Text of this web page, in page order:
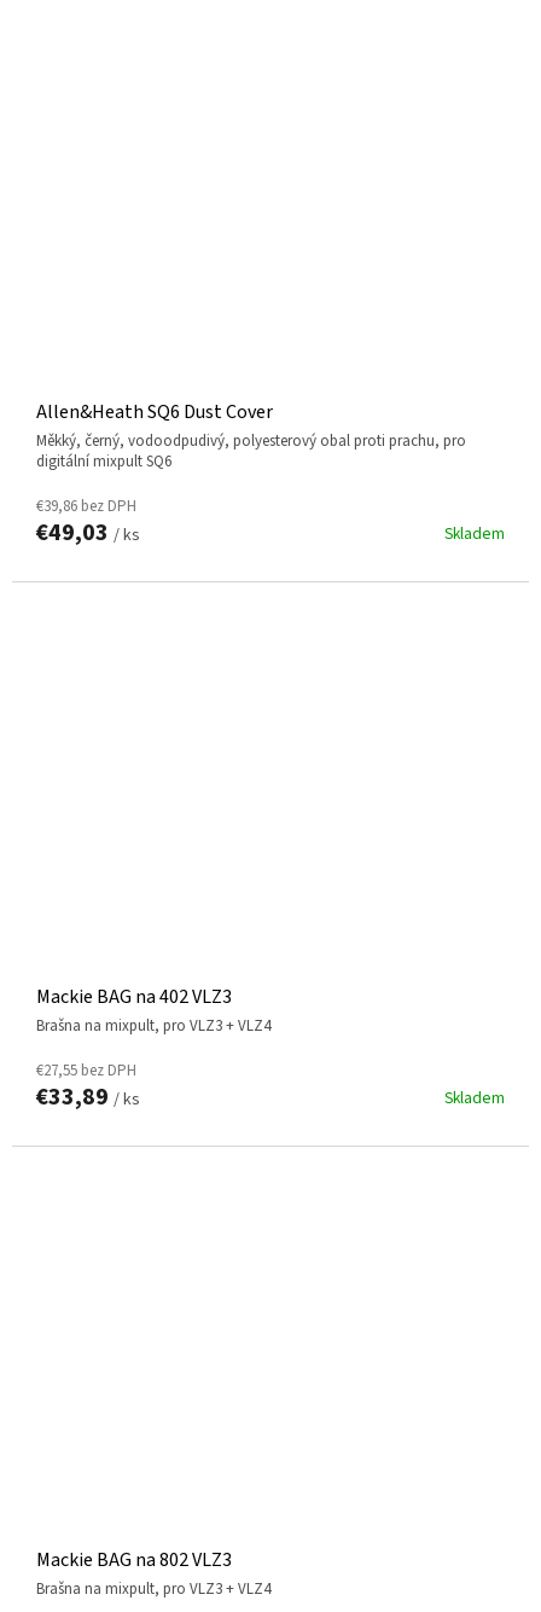
Allen&Heath SQ6 Dust Cover
Měkký, černý, vodoodpudivý, polyesterový obal proti prachu, pro
digitální mixpult SQ6
Skladem
€39,86 bez DPH
€49,03 / ks
Mackie BAG na 402 VLZ3
brašna na mixpult, pro VLZ3 + VLZ4
Skladem
€27,55 bez DPH
€33,89 / ks
Mackie BAG na 802 VLZ3
brašna na mixpult, pro VLZ3 + VLZ4